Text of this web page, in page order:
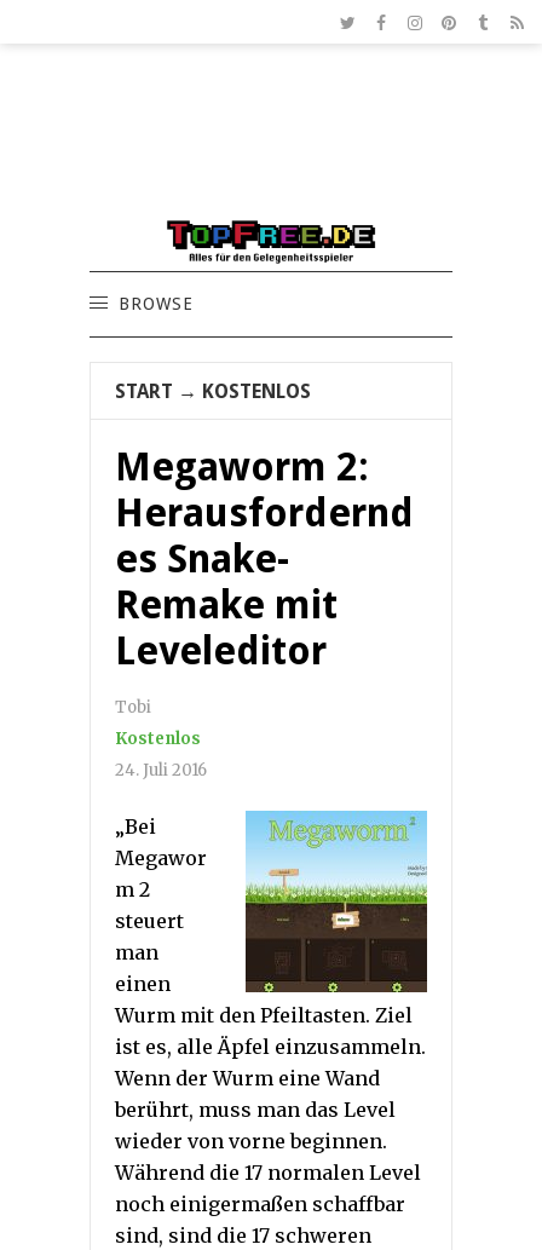
BROWSE
START → KOSTENLOS
Megaworm 2:
Herausfordernd
es Snake-
Remake mit
Leveleditor
Tobi
Kostenlos
24. Juli 2016
„Bei
Megawor
m 2
steuert
man
einen
Wurm mit den Pfeiltasten. Ziel
ist es, alle Äpfel einzusammeln.
Wenn der Wurm eine Wand
berührt, muss man das Level
wieder von vorne beginnen.
Während die 17 normalen Level
noch einigermaßen schaffbar
sind, sind die 17 schweren